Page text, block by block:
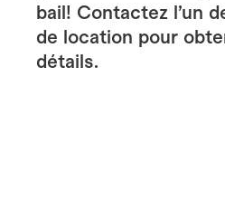
bail! Contactez l’un
de location pour
détails.